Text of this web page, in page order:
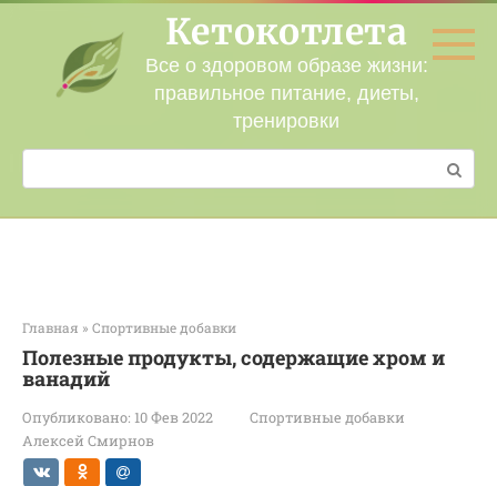
Перейти
контенту
Кетокотлета
Все о здоровом образе жизни:
правильное питание, диеты,
тренировки
Поиск:
Главная » Спортивные добавки
Полезные продукты, содержащие хром и
ванадий
Опубликовано: 10 Фев 2022
Спортивные добавки
Алексей Смирнов